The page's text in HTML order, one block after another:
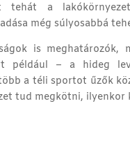
tehát a
még súlyosabbá
is meghatározók,
például – a hideg
a téli sportot űzők
tud megkötni,